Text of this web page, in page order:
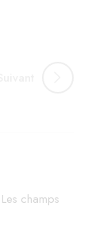
Les champs